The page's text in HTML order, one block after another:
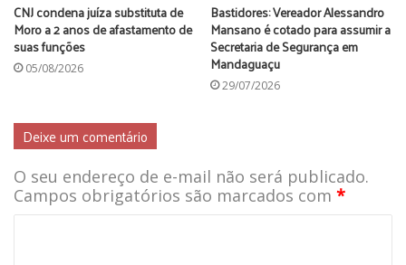
CNJ condena juíza substituta de
Moro a 2 anos de afastamento de
suas funções
05/08/2026
Bastidores: Vereador Alessandro
Mansano é cotado para assumir a
Secretaria de Segurança em
Mandaguaçu
29/07/2026
Deixe um comentário
O seu endereço de e-mail não será publicado.
Campos obrigatórios são marcados com *